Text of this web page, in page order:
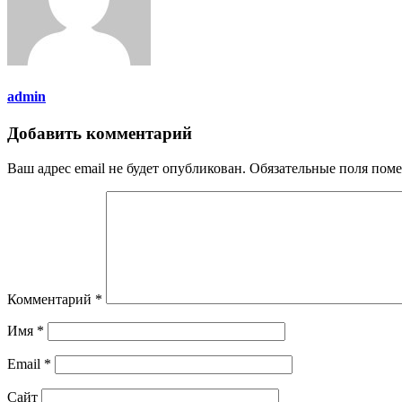
admin
Добавить комментарий
Ваш адрес email не будет опубликован. Обязательные поля
Комментарий *
Имя *
Email *
Сайт